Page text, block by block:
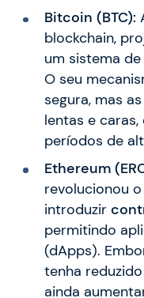
Bitcoin (BTC):
blockchain,
um sistema
O seu
segura, mas
lentas e
períodos de
Ethereum
revolucionou
introduzir
permitindo
(dApps).
tenha
ainda